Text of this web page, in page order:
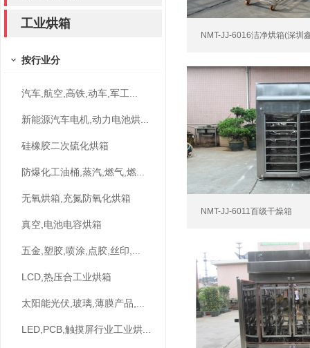
工业烘箱
按行业分
汽车,航空,高铁,动车,军工...
新能源汽车电机,动力电池烘...
硅橡胶二次硫化烘箱
防爆化工油桶,蒸汽,燃气,燃...
无氧烘箱,充氮防氧化烘箱
真空,电池电容烘箱
五金,塑胶,喷涂,点胶,丝印,...
LCD,热压合工业烘箱
太阳能光伏,玻璃,薄膜产品,...
LED,PCB,触摸屏行业工业烘...
NMT-JJ-6016洁净烘箱(深圳
NMT-JJ-6011百级干燥箱